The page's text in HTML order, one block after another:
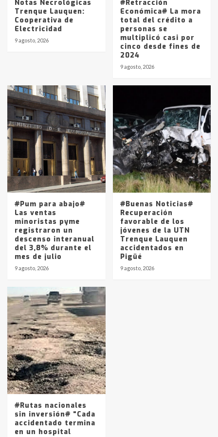
Notas Necrológicas
Trenque Lauquen:
Cooperativa de
Electricidad
9 agosto, 2026
#Retracción
Económica# La mora
total del crédito a
personas se
multiplicó casi por
cinco desde fines de
2024
9 agosto, 2026
#Pum para abajo#
Las ventas
minoristas pyme
registraron un
descenso interanual
del 3,8% durante el
mes de julio
9 agosto, 2026
#Buenas Noticias#
Recuperación
favorable de los
jóvenes de la UTN
Trenque Lauquen
accidentados en
Pigüé
9 agosto, 2026
#Rutas nacionales
sin inversión# “Cada
accidentado termina
en un hospital